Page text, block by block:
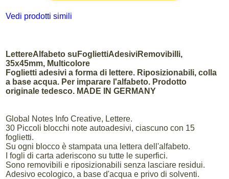
Vedi prodotti simili
LettereAlfabeto suFogliettiAdesiviRemovibilli,
35x45mm, Multicolore
Foglietti adesivi a forma di lettere. Riposizionabili, colla
a base acqua. Per imparare l'alfabeto. Prodotto
originale tedesco. MADE IN GERMANY
Global Notes Info Creative, Lettere.
30 Piccoli blocchi note autoadesivi, ciascuno con 15
foglietti.
Su ogni blocco è stampata una lettera dell'alfabeto.
I fogli di carta aderiscono su tutte le superfici.
Sono removibili e riposizionabili senza lasciare residui.
Adesivo ecologico, a base d'acqua e privo di solventi.